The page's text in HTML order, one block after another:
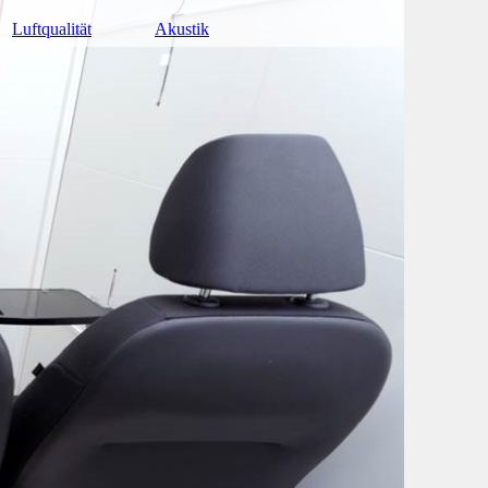
Luftqualität Akustik